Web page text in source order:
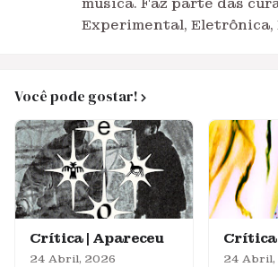
música. Faz parte das
Experimental, Eletrônica,
Você pode gostar!
Crítica | Apareceu
24 Abril, 2026
Crítica
24 Abril,